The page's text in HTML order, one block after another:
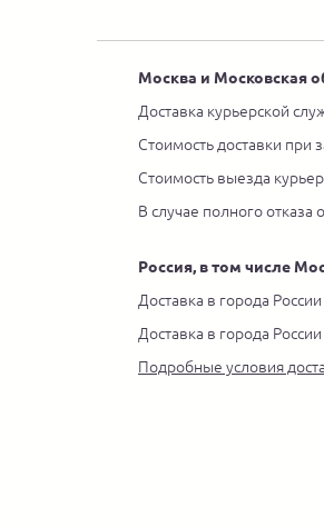
Москва и Московская
Доставка курьерской
Стоимость доставки при
Стоимость выезда
В случае полного отказа
Россия, в том числе
Доставка в города
Доставка в города
Подробные условия